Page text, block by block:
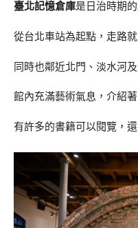
臺北記憶倉庫是日治時期
從台北車站為起點，走路
同時也鄰近北門、淡水河
館內充滿藝術氣息，介紹
有許多的書籍可以閱覽，